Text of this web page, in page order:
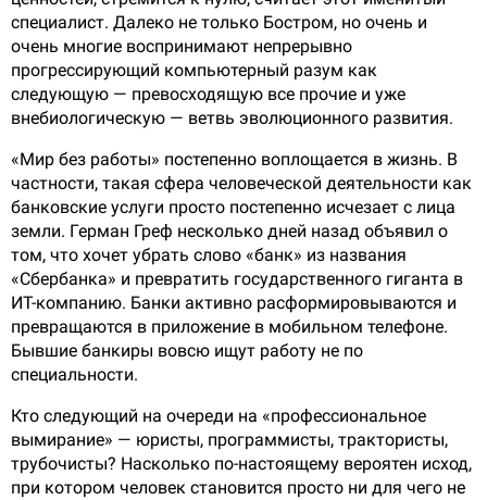
специалист. Далеко не только Бостром, но очень и
очень многие воспринимают непрерывно
прогрессирующий компьютерный разум как
следующую — превосходящую все прочие и уже
внебиологическую — ветвь эволюционного развития.
«Мир без работы» постепенно воплощается в жизнь. В
частности, такая сфера человеческой деятельности как
банковские услуги просто постепенно исчезает с лица
земли. Герман Греф несколько дней назад объявил о
том, что хочет убрать слово «банк» из названия
«Сбербанка» и превратить государственного гиганта в
ИТ-компанию. Банки активно расформировываются и
превращаются в приложение в мобильном телефоне.
Бывшие банкиры вовсю ищут работу не по
специальности.
Кто следующий на очереди на «профессиональное
вымирание» — юристы, программисты, трактористы,
трубочисты? Насколько по-настоящему вероятен исход,
при котором человек становится просто ни для чего не